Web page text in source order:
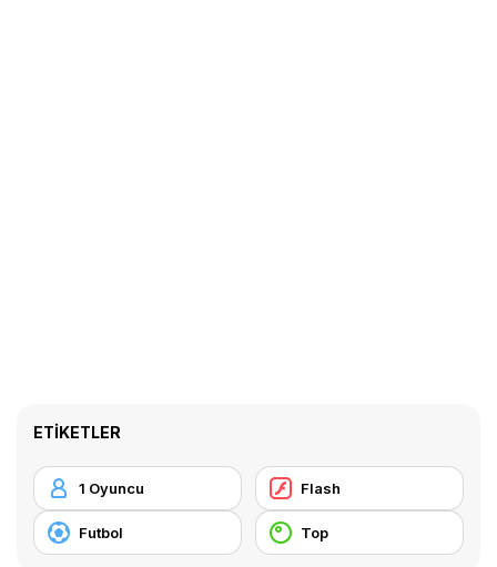
ETIKETLER
1 Oyuncu Flash
Futbol Top